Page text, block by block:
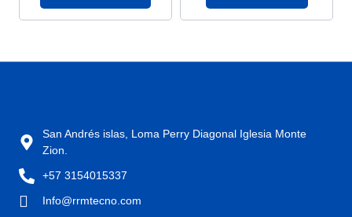
San Andrés islas, Loma Perry Diagonal Iglesia Monte
Zion.
+57 3154015337
Info@rrmtecno.com